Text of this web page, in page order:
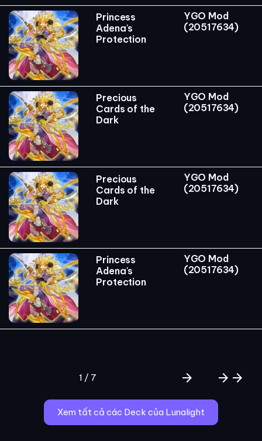
Princess
Adena's
Protection
YGO Mod
(20517634)
Precious
Cards of the
Dark
YGO Mod
(20517634)
Precious
Cards of the
Dark
YGO Mod
(20517634)
Princess
Adena's
Protection
YGO Mod
(20517634)
1 / 7 arrow_forward arrow_forward arrow_forward
Xem tất cả các Deck của Lunalight